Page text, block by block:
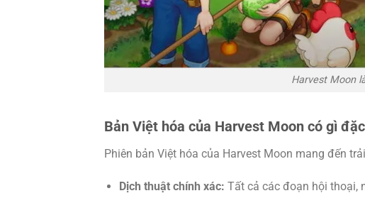
Harvest Moon
Bản Việt hóa của Harvest Moon có gì
Phiên bản Việt hóa của Harvest Moon mang đến
Dịch thuật chính xác: Tất cả các đoạn hội thoại,